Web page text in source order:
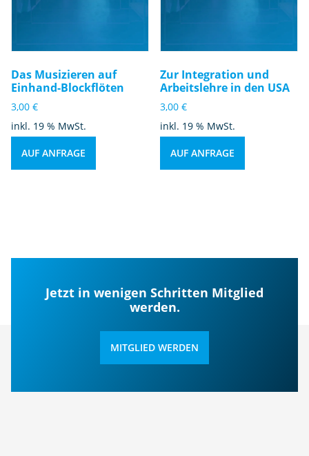
Das Musizieren auf
Einhand-Blockflöten
3,00 €
inkl. 19 % MwSt.
AUF ANFRAGE
Zur Integration und
Arbeitslehre in den USA
3,00€
inkl. 19 % MwSt.
AUF ANFRAGE
Jetzt in wenigen Schritten Mitglied
werden.
MITGLIED WERDEN